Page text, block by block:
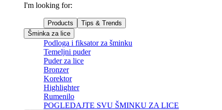
I'm looking for:
Products
Tips & Trends
Šminka za lice
Podloga i fiksator za šminku
Temeljni puder
Puder za lice
Bronzer
Korektor
Highlighter
Rumenilo
POGLEDAJTE SVU ŠMINKU ZA LICE